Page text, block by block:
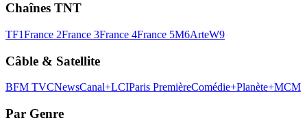
Chaînes TNT
TF1France 2France 3France 4France 5M6ArteW9
Câble & Satellite
BFM TVCNewsCanal+LCIParis PremièreComédie+Planète+MCM
Par Genre